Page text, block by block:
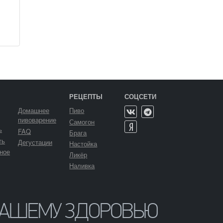
Домашнее
пивоварение
FAQ
Дегустации
РЕЦЕПТЫ
Пиво
Самогон
Брага
Настойка
Ликёр
Наливка
СОЦСЕТИ
ЗДОРОВЬЮ